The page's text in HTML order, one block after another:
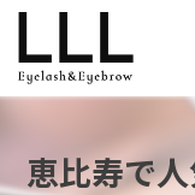
恵比寿で